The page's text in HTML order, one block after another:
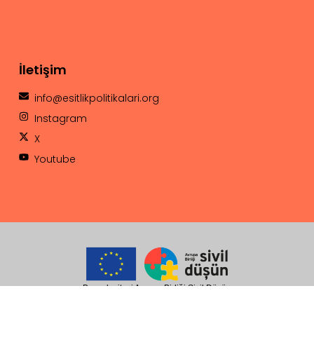
İletişim
info@esitlikpolitikalari.org
Instagram
X
Youtube
Bu web sitesi Avrupa Birliği Sivil Düşün